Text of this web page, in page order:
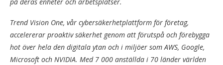
Trend Vision One, vår cybersäkerhetplattform för företag,
accelererar proaktiv säkerhet genom att förutspå och förebygga
hot över hela den digitala ytan och i miljöer som AWS, Google,
Microsoft och NVIDIA. Med 7 000 anställda i 70 länder världen